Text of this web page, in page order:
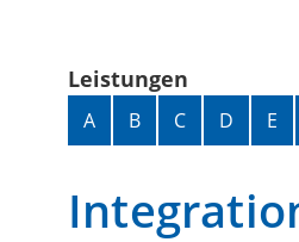
Leistungen
Alphabetisches
A B C D E